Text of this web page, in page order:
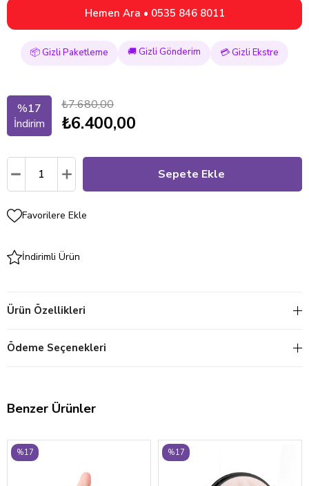
Hemen Ara • 0535 846 8011
📦 Gizli Paketleme 🚚 Gizli Gönderim 💳 Gizli Ekstre
%17
İndirim
₺7.680,00
₺6.400,00
Favorilere Ekle
İndirimli Ürün
Ürün Özellikleri
Ödeme Seçenekleri
Benzer Ürünler
%17 %17